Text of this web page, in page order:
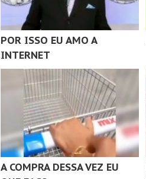
POR ISSO EU AMO A
INTERNET
A COMPRA DESSA VEZ EU